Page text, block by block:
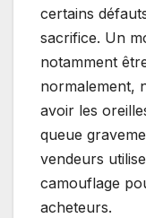
certains
sacrifice. Un
notamment
normalement,
avoir les
queue
vendeurs
camouflage
acheteurs.